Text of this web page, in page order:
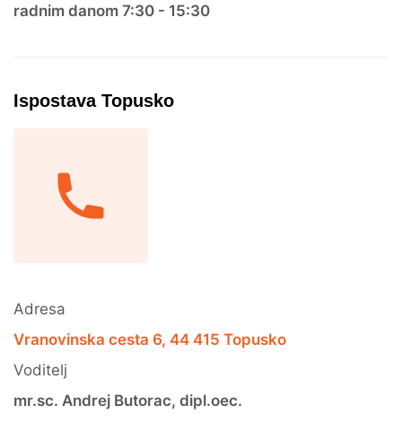
radnim danom 7:30 - 15:30
Ispostava Topusko
Adresa
Vranovinska cesta 6, 44 415 Topusko
Voditelj
mr.sc. Andrej Butorac, dipl.oec.